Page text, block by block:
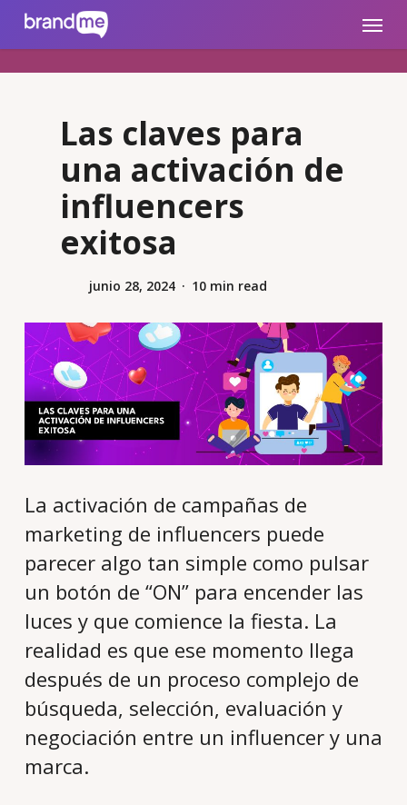
brandme.la Menu
Las claves para
una activación de
influencers
exitosa
junio 28, 2024 10 min read
La activación de campañas de
marketing de influencers puede
parecer algo tan simple como pulsar
un botón de “ON” para encender las
luces y que comience la fiesta. La
realidad es que ese momento llega
después de un proceso complejo de
búsqueda, selección, evaluación y
negociación entre un influencer y una
marca.